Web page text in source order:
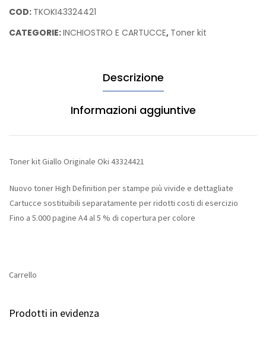
Originale
Oki
COD: TKOKI43324421
CATEGORIE:INCHIOSTRO E CARTUCCE, Toner kit
Descrizione
Informazioni aggiuntive
Toner kit Giallo Originale Oki 43324421
Nuovo toner High Definition per stampe più vivide e dettagliate
Cartucce sostituibili separatamente per ridotti costi di esercizio
Fino a 5.000 pagine A4 al 5 % di copertura per colore
Carrello
Prodotti in evidenza